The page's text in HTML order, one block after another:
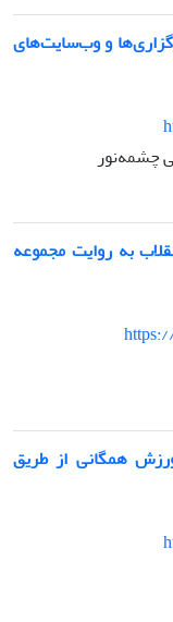
و وب‌سایت‌های
چشمه‌نور
به روایت مجموعه
همگانی از طریق